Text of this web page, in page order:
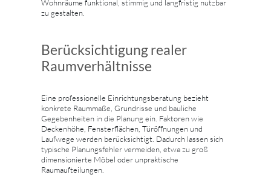
Wohnräume funktional, stimmig und langfristig nutzbar
zu gestalten.
Berücksichtigung realer
Raumverhältnisse
Eine professionelle Einrichtungsberatung bezieht
konkrete Raummaße, Grundrisse und bauliche
Gegebenheiten in die Planung ein. Faktoren wie
Deckenhöhe, Fensterflächen, Türöffnungen und
Laufwege werden berücksichtigt. Dadurch lassen sich
typische Planungsfehler vermeiden, etwa zu groß
dimensionierte Möbel oder unpraktische
Raumaufteilungen.